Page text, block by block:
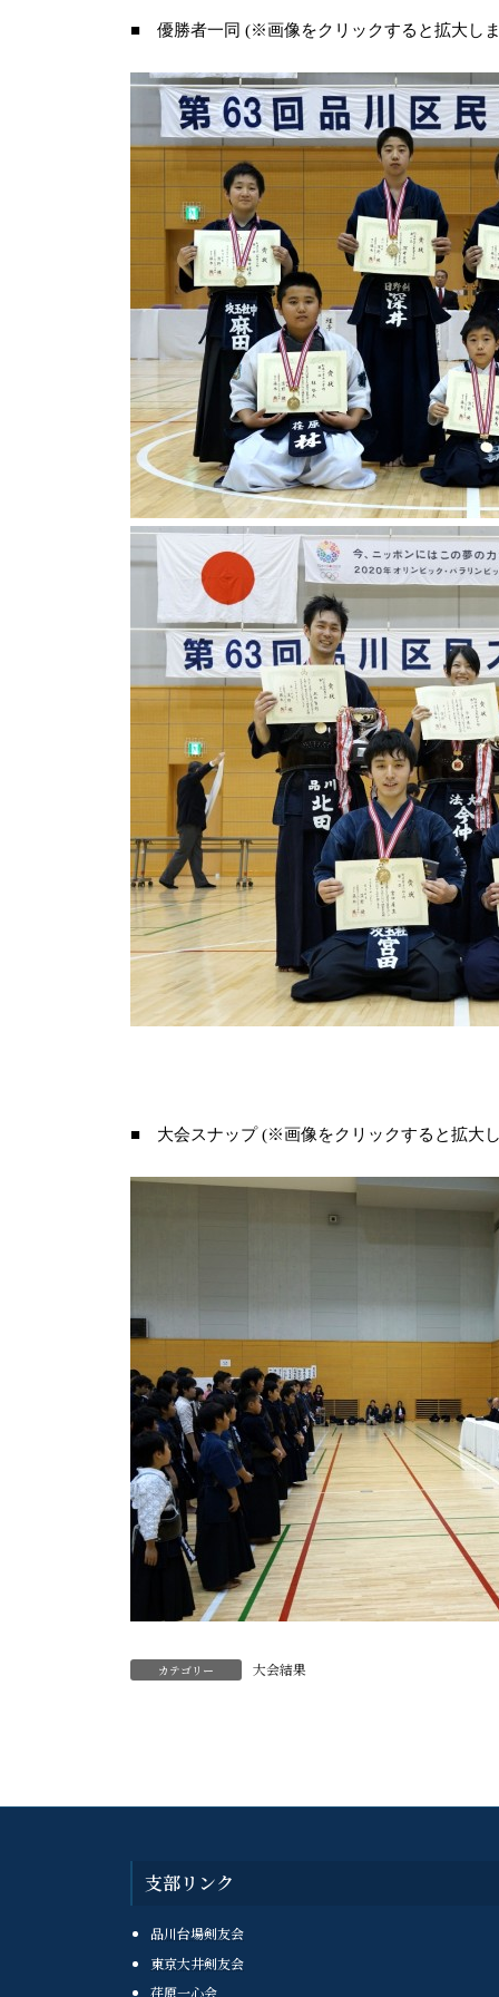
■ 優勝者一同 (※画像をクリックすると拡大し
■ 大会スナップ (※画像をクリックすると拡大
カテゴリー 大会結果
支部リンク
品川台場剣友会
東京大井剣友会
荏原一心会